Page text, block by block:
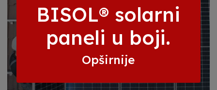
BISOL® solarni
paneli u boji.
Opširnije